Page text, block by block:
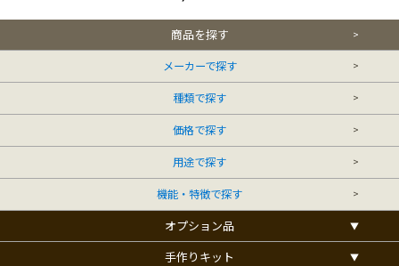
商品を探す
メーカーで探す
種類で探す
価格で探す
用途で探す
機能・特徴で探す
オプション品
手作りキット